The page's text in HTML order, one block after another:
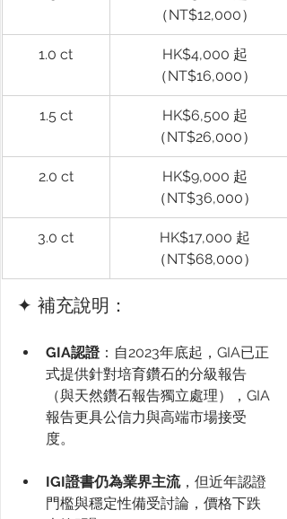
（NT$12,000）
1.0 ct
HK$4,000 起
（NT$16,000）
1.5 ct
HK$6,500 起
（NT$26,000）
2.0 ct
HK$9,000 起
（NT$36,000）
3.0 ct
HK$17,000 起
（NT$68,000）
✦ 補充說明：
GIA認證：自2023年底起，GIA已正
式提供針對培育鑽石的分級報告
（與天然鑽石報告獨立處理），GIA
報告更具公信力與高端市場接受
度。
IGI證書仍為業界主流，但近年認證
門檻與穩定性備受討論，價格下跌